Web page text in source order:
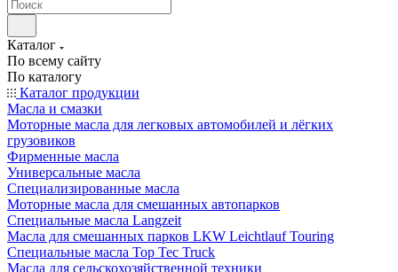
Каталог
По всему сайту
По каталогу
Каталог продукции
Масла и смазки
Моторные масла для легковых автомобилей и лёгких
грузовиков
Фирменные масла
Универсальные масла
Специализированные масла
Моторные масла для смешанных автопарков
Специальные масла Langzeit
Масла для смешанных парков LKW Leichtlauf Touring
Специальные масла Top Tec Truck
Масла для сельскохозяйственной техники